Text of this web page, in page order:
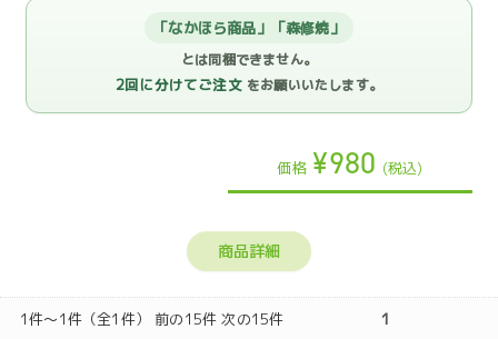
「なかほら商品」「森修焼」
とは同梱できません。
2回に分けてご注文 をお願いいたします。
価格 ¥980 (税込)
商品詳細
1件～1件（全1件） 前の15件 次の15件 1